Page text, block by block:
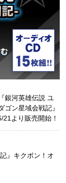
銀河英雄伝説 ユ
ゴン星域会戦記』
より販売開始！
』キクボン！オ